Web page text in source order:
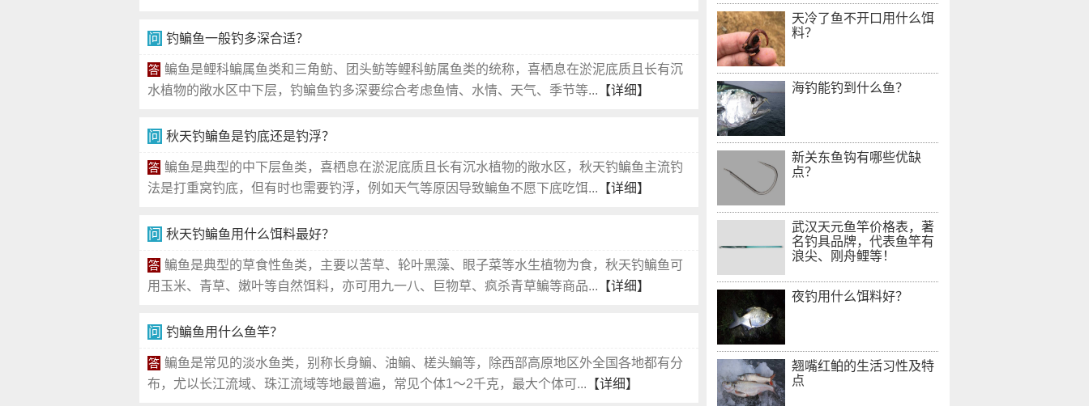
问 钓鳊鱼一般钓多深合适？
答 鳊鱼是鲤科鳊属鱼类和三角鲂、团头鲂等鲤科鲂属鱼类的统称，喜栖息在淤泥底质且长有沉
水植物的敞水区中下层，钓鳊鱼钓多深要综合考虑鱼情、水情、天气、季节等... 【详细】
问 秋天钓鳊鱼是钓底还是钓浮？
答 鳊鱼是典型的中下层鱼类，喜栖息在淤泥底质且长有沉水植物的敞水区，秋天钓鳊鱼主流钓
法是打重窝钓底，但有时也需要钓浮，例如天气等原因导致鳊鱼不愿下底吃饵... 【详细】
问 秋天钓鳊鱼用什么饵料最好？
答 鳊鱼是典型的草食性鱼类，主要以苦草、轮叶黑藻、眼子菜等水生植物为食，秋天钓鳊鱼可
用玉米、青草、嫩叶等自然饵料，亦可用九一八、巨物草、疯杀青草鳊等商品... 【详细】
问 钓鳊鱼用什么鱼竿？
答 鳊鱼是常见的淡水鱼类，别称长身鳊、油鳊、槎头鳊等，除西部高原地区外全国各地都有分
布，尤以长江流域、珠江流域等地最普遍，常见个体1～2千克，最大个体可... 【详细】
天冷了鱼不开口用什么饵
料？
海钓能钓到什么鱼？
新关东鱼钩有哪些优缺
点？
武汉天元鱼竿价格表，著
名钓具品牌，代表鱼竿有
浪尖、刚舟鲤等！
夜钓用什么饵料好？
翘嘴红鲌的生活习性及特
点